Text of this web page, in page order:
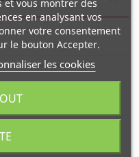
68 pages
Magazine
et vous montrer des
en analysant vos
votre consentement
le bouton Accepter.
les cookies